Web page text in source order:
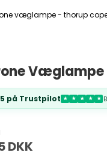
væglampe - thorup
Væglampe
5 på Trustpilot ★ ★ ★ ★ ★
DKK